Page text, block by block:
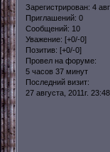
Зарегистрирован: 4
Приглашений: 0
Сообщений: 10
Уважение: [+0/-0]
Позитив: [+0/-0]
Провел на форуме:
5 часов 37 минут
Последний визит:
27 августа, 2011г.